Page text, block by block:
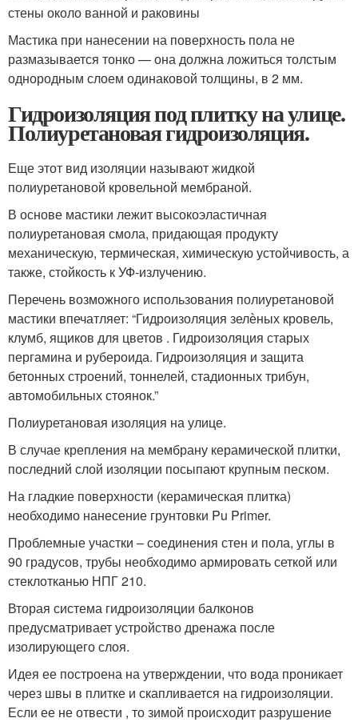
стены около ванной и раковины
Мастика при нанесении на поверхность пола не
размазывается тонко — она должна ложиться толстым
однородным слоем одинаковой толщины, в 2 мм.
Гидроизоляция под плитку на улице.
Полиуретановая гидроизоляция.
Еще этот вид изоляции называют жидкой
полиуретановой кровельной мембраной.
В основе мастики лежит высокоэластичная
полиуретановая смола, придающая продукту
механическую, термическая, химическую устойчивость, а
также, стойкость к УФ-излучению.
Перечень возможного использования полиуретановой
мастики впечатляет: “Гидроизоляция зелѐных кровель,
клумб, ящиков для цветов . Гидроизоляция старых
пергамина и рубероида. Гидроизоляция и защита
бетонных строений, тоннелей, стадионных трибун,
автомобильных стоянок.”
Полиуретановая изоляция на улице.
В случае крепления на мембрану керамической плитки,
последний слой изоляции посыпают крупным песком.
На гладкие поверхности (керамическая плитка)
необходимо нанесение грунтовки Pu Primer.
Проблемные участки – соединения стен и пола, углы в
90 градусов, трубы необходимо армировать сеткой или
стеклотканью НПГ 210.
Вторая система гидроизоляции балконов
предусматривает устройство дренажа после
изолирующего слоя.
Идея ее построена на утверждении, что вода проникает
через швы в плитке и скапливается на гидроизоляции.
Если ее не отвести , то зимой происходит разрушение